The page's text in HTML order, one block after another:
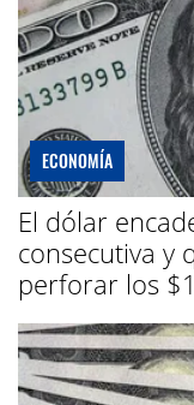
ECONOMÍA
El dólar
consecutiva y
perforar los